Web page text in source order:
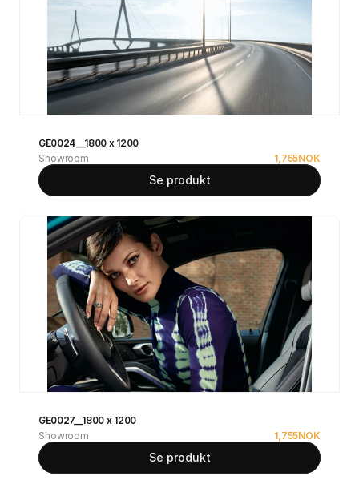
GE0024__1800 x 1200
Showroom
1,755NOK
Se produkt
GE0027__1800 x 1200
Showroom
1,755NOK
Se produkt